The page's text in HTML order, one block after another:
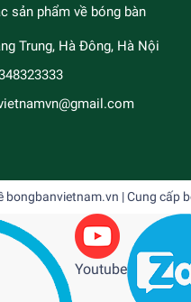
sản phẩm về bóng bàn
Trung, Hà Đông, Hà Nội
bongbanvietnam.vn | Cung cấp
Youtube